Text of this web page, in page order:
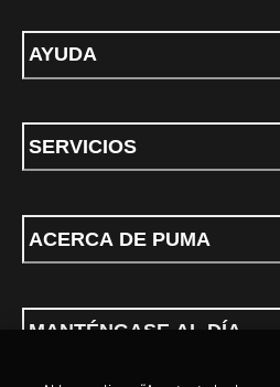
AYUDA
SERVICIOS
ACERCA DE PUMA
MANTÉNGASE AL DÍA